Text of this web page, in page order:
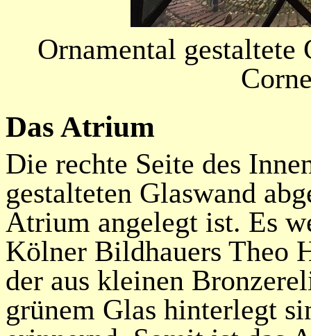
Ornamental gestaltete
Das Atrium
Die rechte Seite des
gestalteten Glaswand
Atrium angelegt ist. Es
Kölner Bildhauers Theo
der aus kleinen
grünem Glas hinterlegt